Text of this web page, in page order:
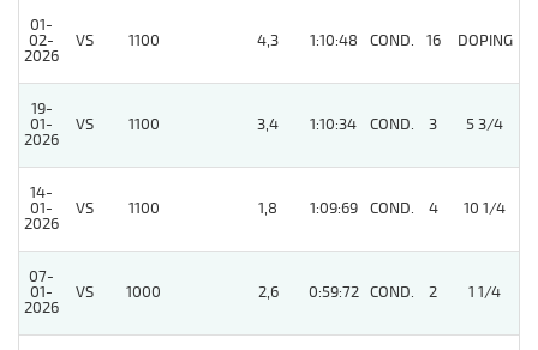
01-
02-
2026
VS 1100 4,3 1:10:48 COND. 16 DOPING
19-
01-
2026
VS 1100 3,4 1:10:34 COND. 3 5 3/4
14-
01-
2026
VS 1100 1,8 1:09:69 COND. 4 10 1/4
07-
01-
2026
VS 1000 2,6 0:59:72 COND. 2 1 1/4